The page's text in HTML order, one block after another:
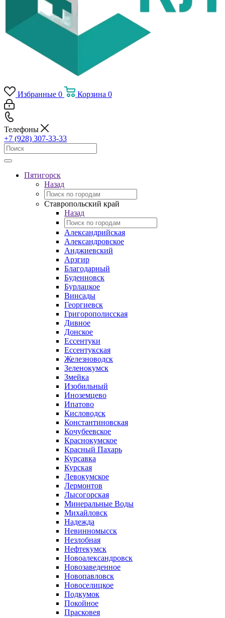
Избранные 0 Корзина 0
Телефоны
+7 (928) 307-33-33
Пятигорск
Назад
Ставропольский край
Назад
Александрийская
Александровское
Анджиевский
Арзгир
Благодарный
Буденновск
Бурлацкое
Винсады
Георгиевск
Григорополисская
Дивное
Донское
Ессентуки
Ессентукская
Железноводск
Зеленокумск
Змейка
Изобильный
Иноземцево
Ипатово
Кисловодск
Константиновская
Кочубеевское
Краснокумское
Красный Пахарь
Курсавка
Курская
Левокумское
Лермонтов
Лысогорская
Минеральные Воды
Михайловск
Надежда
Невинномысск
Незлобная
Нефтекумск
Новоалександровск
Новозаведенное
Новопавловск
Новоселицкое
Подкумок
Покойное
Прасковея